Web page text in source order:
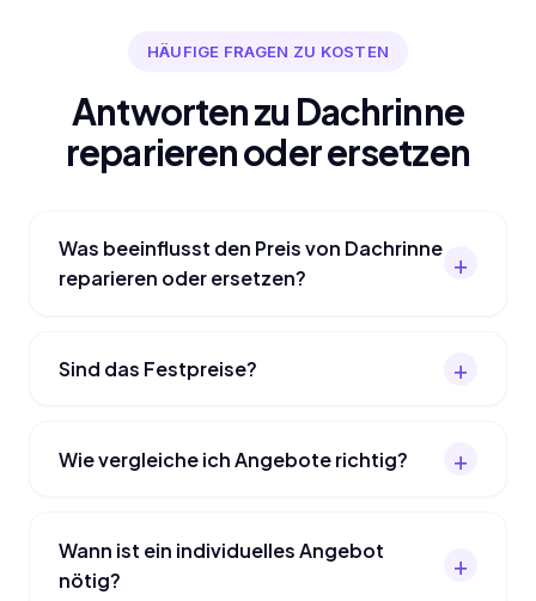
HÄUFIGE FRAGEN ZU KOSTEN
Antworten zu Dachrinne
reparieren oder ersetzen
Was beeinflusst den Preis von Dachrinne
reparieren oder ersetzen?
Sind das Festpreise?
Wie vergleiche ich Angebote richtig?
Wann ist ein individuelles Angebot
nötig?